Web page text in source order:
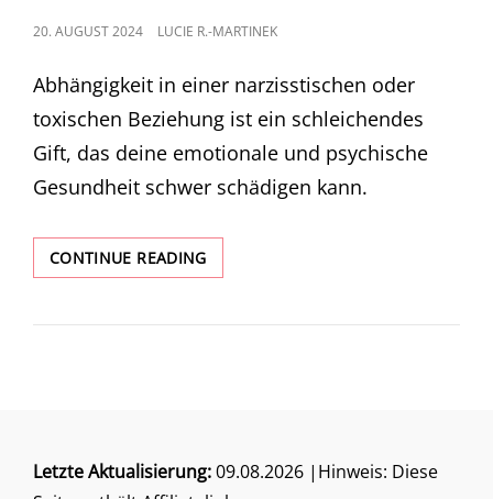
POSTED
20. AUGUST 2024 LUCIE R.-MARTINEK
Abhängigkeit in einer narzisstischen oder
toxischen Beziehung ist ein schleichendes
Gift, das deine emotionale und psychische
Gesundheit schwer schädigen kann.
CONTINUE READINGABHÄNGIGKEIT
IN
&
DU
DICH
Letzte Aktualisierung:09.08.2026 |Hinweis: Diese